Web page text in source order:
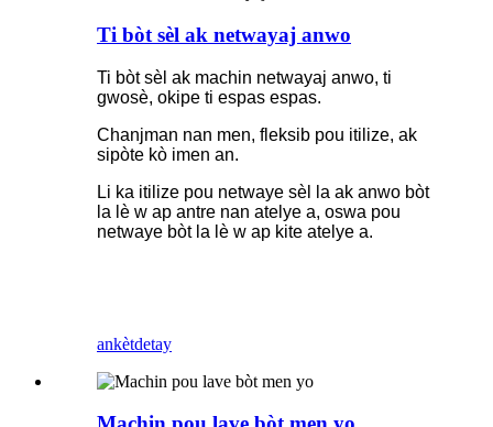
Ti bòt sèl ak netwayaj anwo
Ti bòt sèl ak machin netwayaj anwo, ti
gwosè, okipe ti espas espas.
Chanjman nan men, fleksib pou itilize, ak
sipòte kò imen an.
Li ka itilize pou netwaye sèl la ak anwo bòt
la lè w ap antre nan atelye a, oswa pou
netwaye bòt la lè w ap kite atelye a.
ankètdetay